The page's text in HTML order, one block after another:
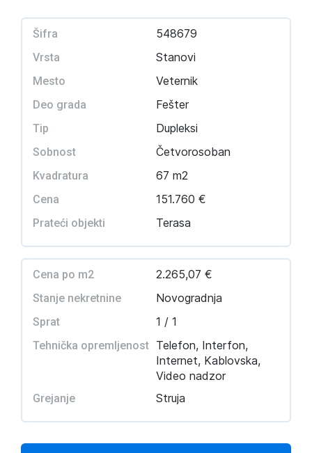
Šifra 548679
Vrsta Stanovi
Mesto Veternik
Deo grada Fešter
Tip Dupleksi
Sobnost Četvorosoban
Kvadratura 67 m2
Cena 151.760 €
Prateći objekti Terasa
Cena po m2 2.265,07 €
Stanje nekretnine Novogradnja
Sprat 1 / 1
Tehnička opremljenost Telefon, Interfon,
Internet, Kablovska,
Video nadzor
Grejanje Struja